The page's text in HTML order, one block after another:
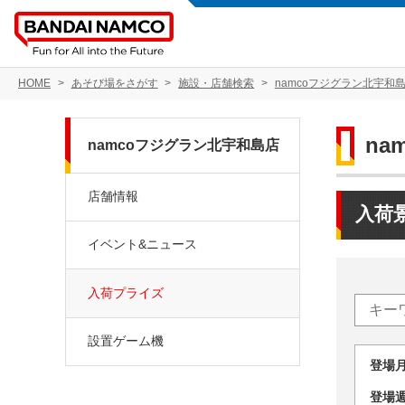
HOME あそび場をさがす 施設・店舗検索 namcoフジグラン北宇和
入荷
登
登
namcoフジグラン北宇和島店
店舗情報
イベント&ニュース
入荷プライズ
設置ゲーム機